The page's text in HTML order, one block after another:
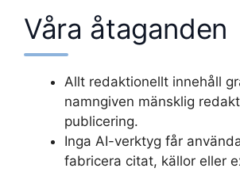
Våra åtaganden
Allt redaktionellt innehåll
namngiven mänsklig
publicering.
Inga AI-verktyg får
fabricera citat, källor eller